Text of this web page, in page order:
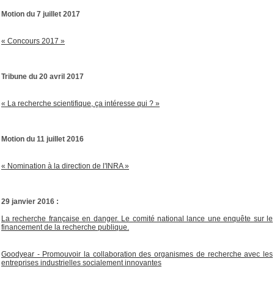
Motion du 7 juillet 2017
« Concours 2017 »
Tribune du 20 avril 2017
« La recherche scientifique, ça intéresse qui ? »
Motion du 11 juillet 2016
« Nomination à la direction de l'INRA »
29 janvier 2016 :
La recherche française en danger. Le comité national lance une enquête sur le
financement de la recherche publique.
Goodyear - Promouvoir la collaboration des organismes de recherche avec les
entreprises industrielles socialement innovantes